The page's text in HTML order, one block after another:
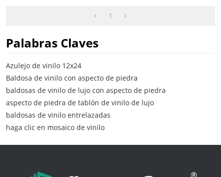
1
Palabras Claves
Azulejo de vinilo 12x24
Baldosa de vinilo con aspecto de piedra
baldosas de vinilo de lujo con aspecto de piedra
aspecto de piedra de tablón de vinilo de lujo
baldosas de vinilo entrelazadas
haga clic en mosaico de vinilo